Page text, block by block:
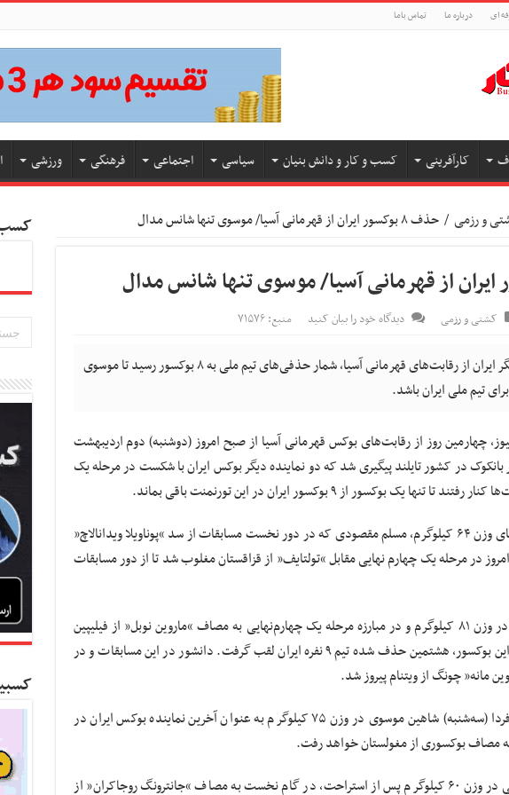
ای درباره ما تماس باما
کارآفرینی کسب و کار و دانش بنیان سیاسی اجتماعی فرهنگی ورزشی
و رزمی / حذف ۸ بوکسور ایران از قهرمانی آسیا/ موسوی تنها شانس مدال
کشتی و رزمی دیدگاه خود را بیان کنید منبع: ۷۱۵۷۶
با حذف دو بوکسور دیگر ایران از رقابت‌های قهرمانی آسیا، شمار حذفی‌های تیم ‌ملی به ۸ بوکسور رسید تا موسوی
تیم ‌ملی ایران باشد.
چهارمین روز از رقابت‌های بوکس قهرمانی آسیا از صبح امروز (دوشنبه) دوم اردیبهشت
شهر بانکوک در کشور تایلند پیگیری شد که دو نماینده دیگر بوکس ایران با شکست در مرحله یک
یک بوکسور از ۹ بوکسور ایران در این تورنمنت باقی بماند.
به این ترتیب در رقابت‌های وزن ۶۴ کیلوگرم، مسلم مقصودی که در دور نخست مسابقات از سد “پوناویلا ویدانالاچ”
در مرحله یک چهارم نهایی مقابل “تولتایف” از قزاقستان مغلوب شد تا از دور مسابقات
همچنین حسین دانشور در وزن ۸۱ کیلوگرم و در مبارزه مرحله یک چهارم‌نهایی به مصاف “ماروین نوبل” از فیلیپین
رفت و با شکست مقابل این بوکسور، هشتمین حذف شده تیم ۹ نفره ایران لقب گرفت. دانشور در این مسابقات و در
مانه” چونگ از ویتنام پیروز شد.
در ادامه این رقابت‌ها، فردا (سه‌شنبه) شاهین موسوی در وزن ۷۵ کیلوگرم به عنوان آخرین نماینده بوکس ایران در
مصاف بوکسوری از مغولستان خواهد رفت.
پیش از این اشکان رضایی در وزن ۶۰ کیلوگرم پس از استراحت، در گام نخست به مصاف “جانترونگ روجاکران” از
کسب